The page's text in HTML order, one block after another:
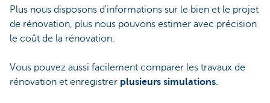
Plus nous disposons d'informations sur le bien et le projet
de rénovation, plus nous pouvons estimer avec précision
le coût de la rénovation.
Vous pouvez aussi facilement comparer les travaux de
rénovation et enregistrer plusieurs simulations.